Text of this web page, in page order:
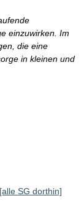
einzuwirken. Im
die eine
in kleinen und
[alle SG dorthin]